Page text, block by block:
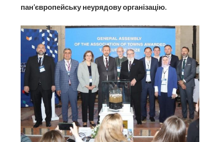
пан’європейську неурядову організацію.